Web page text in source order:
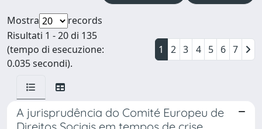
Mostra
records
Risultati 1 - 20 di 135
(tempo di esecuzione:
0.035 secondi).
1 2 3 4 5 6 7
A jurisprudência do Comité Europeu de